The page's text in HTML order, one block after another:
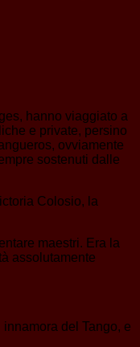
hanno viaggiato a
e private, persino
ovviamente
sostenuti dalle
Colosio, la
maestri. Era la
assolutamente
del Tango, e